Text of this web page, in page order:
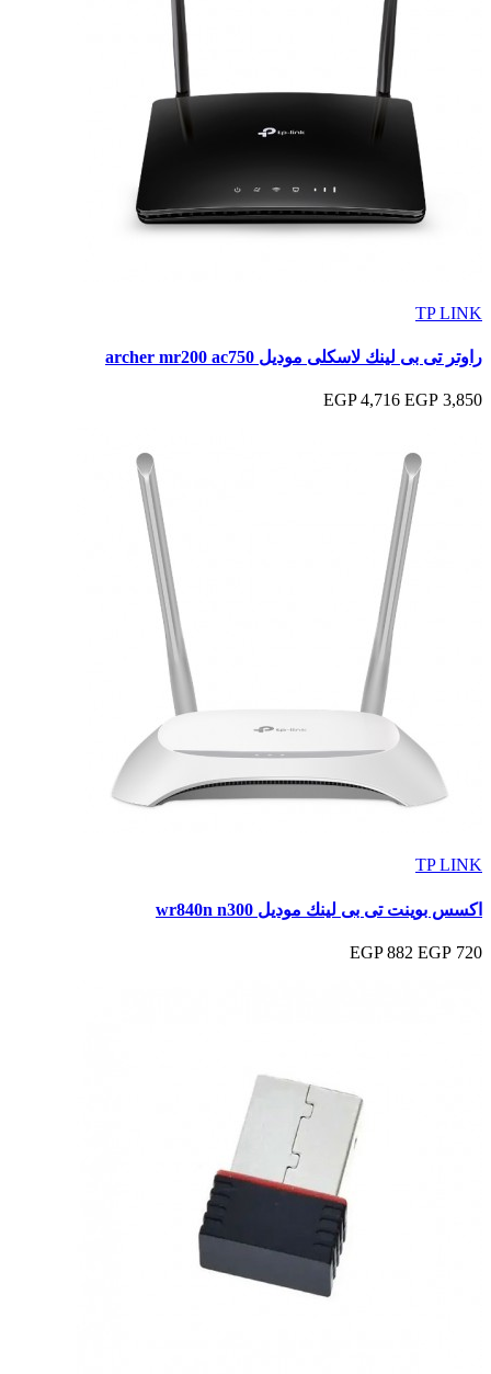
TP LINK
راوتر تى بى لينك لاسكلى موديل archer mr200 ac750
3,850 EGP
4,716 EGP
TP LINK
اكسس بوينت تى بى لينك موديل wr840n n300
720 EGP
882 EGP